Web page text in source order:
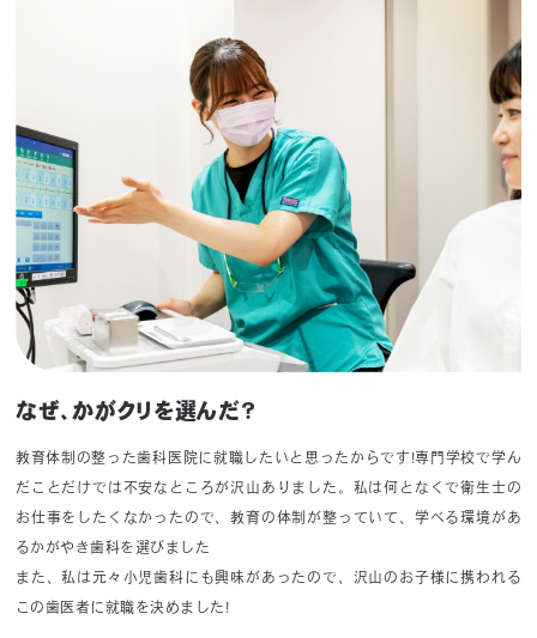
なぜ、かがクリを選んだ？
教育体制の整った歯科医院に就職したいと思ったからです!専門学校で学ん
だことだけでは不安なところが沢山ありました。私は何となくで衛生士の
お仕事をしたくなかったので、教育の体制が整っていて、学べる環境があ
るかがやき歯科を選びました
また、私は元々小児歯科にも興味があったので、沢山のお子様に携われる
この歯医者に就職を決めました!